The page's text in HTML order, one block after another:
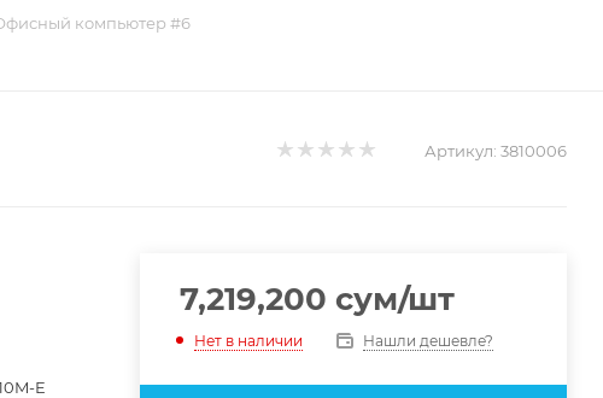
компьютер #6
Артикул: 3810006
E
7,219,200 сум/шт
Нет в наличии Нашли дешевле?